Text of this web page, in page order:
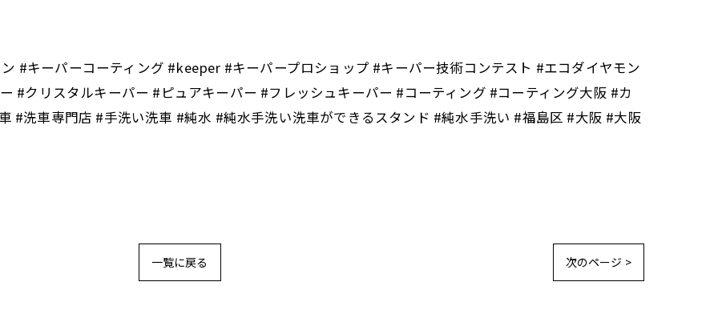
#キーパーコーティング #keeper #キーパープロショップ #キーパー技術コンテスト #エコダイヤモン
#クリスタルキーパー #ピュアキーパー #フレッシュキーパー #コーティング #コーティング大阪 #カ
#洗車専門店 #手洗い洗車 #純水 #純水手洗い洗車ができるスタンド #純水手洗い #福島区 #大阪 #大阪
一覧に戻る 次のページ >